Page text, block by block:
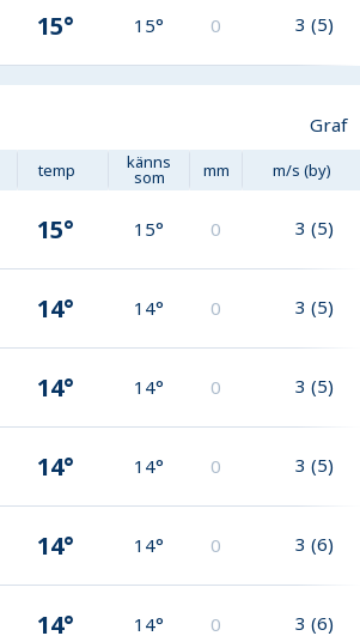
15° 15° 0 3 (5)
Graf
temp känns
som mm m/s (by)
15° 15° 0 3 (5)
14° 14° 0 3 (5)
14° 14° 0 3 (5)
14° 14° 0 3 (5)
14° 14° 0 3 (6)
14° 14° 0 3 (6)